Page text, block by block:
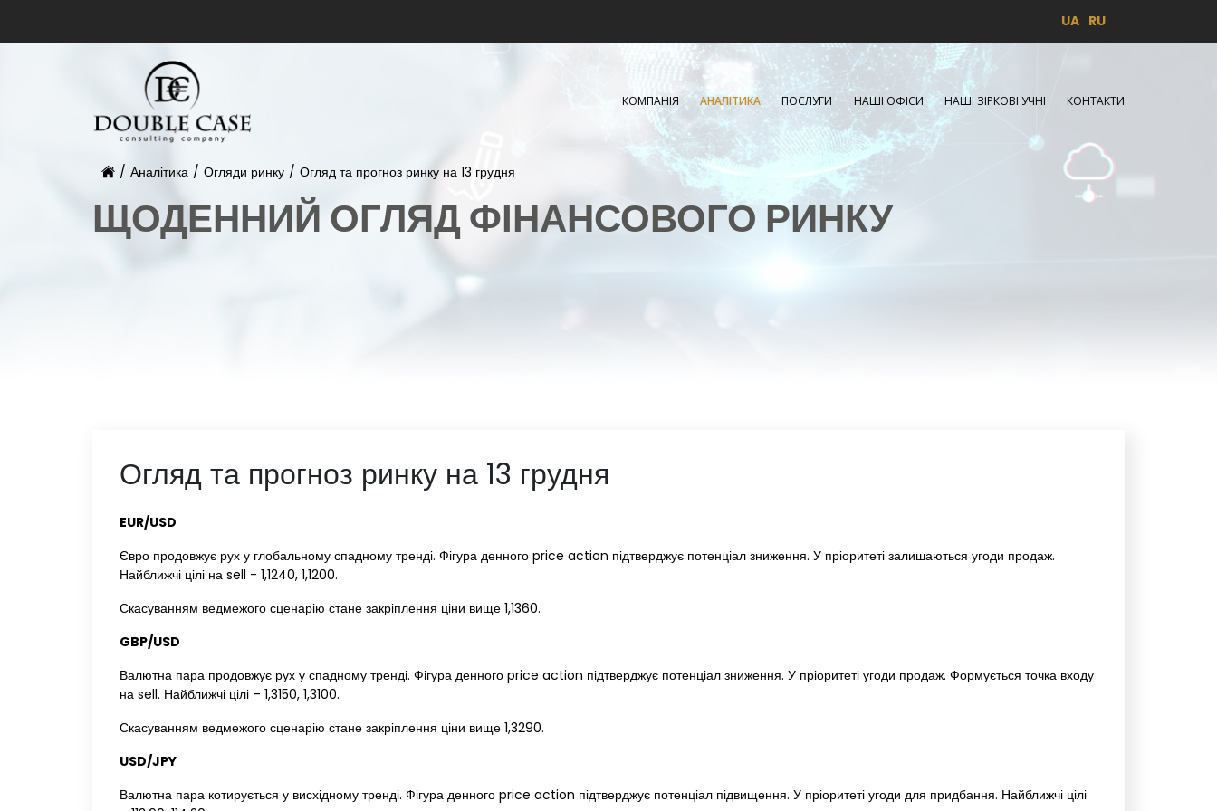
UA RU
КОМПАНІЯ АНАЛІТИКА ПОСЛУГИ НАШІ ОФІСИ НАШІ ЗІРКОВІ УЧНІ КОНТАКТИ
/ Аналітика / Огляди ринку / Огляд та прогноз ринку на 13 грудня
ЩОДЕННИЙ ОГЛЯД ФІНАНСОВОГО РИНКУ
Огляд та прогноз ринку на 13 грудня
EUR/USD‌ ‌
Євро продовжує рух у глобальному спадному тренді. Фігура денного price action підтверджує потенціал зниження. У пріоритеті залишаються угоди продаж.
Найближчі цілі на sell - 1,1240, 1,1200.
Скасуванням ведмежого сценарію стане закріплення ціни вище 1,1360.
GBP/USD‌ ‌
Валютна пара продовжує рух у спадному тренді. Фігура денного price action підтверджує потенціал зниження. У пріоритеті угоди продаж. Формується точка входу
на sell. Найближчі цілі – 1,3150, 1,3100.
Скасуванням ведмежого сценарію стане закріплення ціни вище 1,3290.
USD/JPY‌ ‌
Валютна пара котирується у висхідному тренді. Фігура денного price action підтверджує потенціал підвищення. У пріоритеті угоди для придбання. Найближчі цілі